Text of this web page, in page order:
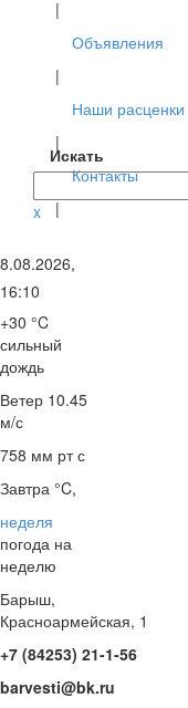
Искать
x
|
Объявления
|
Наши расценки
|
Контакты
|
8.08.2026,
16:10
+30 °C
сильный
дождь
Ветер 10.45
м/с
758 мм рт с
Завтра °C,
неделя
погода на
неделю
Барыш,
Красноармейская, 1
+7 (84253) 21-1-56
barvesti@bk.ru